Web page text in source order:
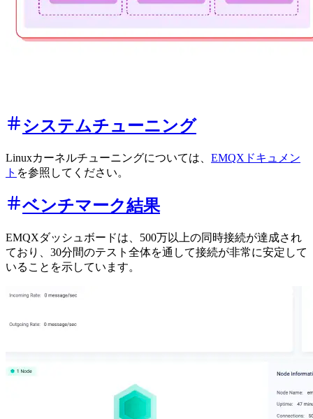
システムチューニング
Linuxカーネルチューニングについては、 EMQXドキュメン
ト を参照してください。
ベンチマーク結果
EMQXダッシュボードは、500万以上の同時接続が達成され
ており、30分間のテスト全体を通して接続が非常に安定して
いることを示しています。